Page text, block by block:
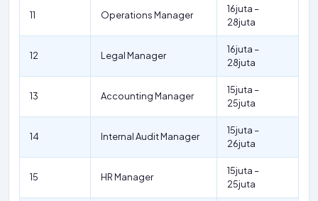
11 Operations Manager
16juta –
28juta
12 Legal Manager
16juta –
28juta
13 Accounting Manager
15juta –
25juta
14 Internal Audit Manager
15juta –
26juta
15 HR Manager
15juta –
25juta